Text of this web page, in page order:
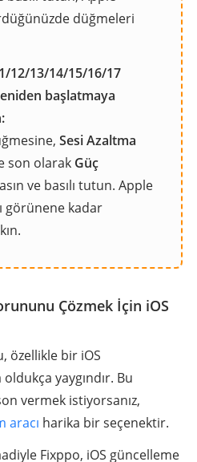
düğmeleri
12/13/14/15/16/17
başlatmaya
Sesi Azaltma
son olarak Güç
ve basılı tutun. Apple
görünene kadar
Çözmek İçin iOS
özellikle bir iOS
yaygındır. Bu
vermek istiyorsanız,
aracı harika bir seçenektir.
Fixppo, iOS güncelleme